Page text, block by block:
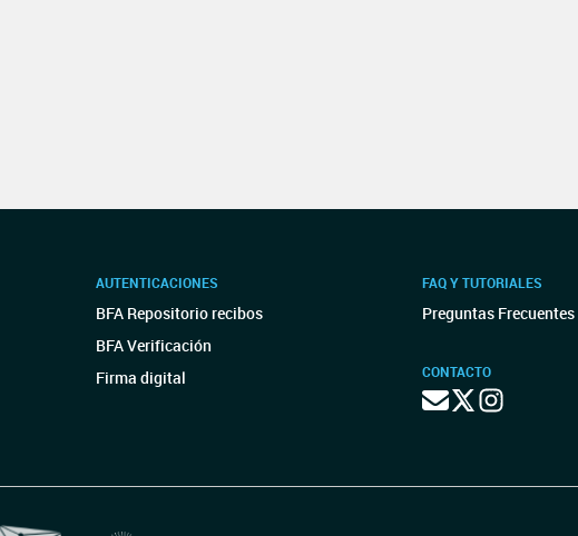
AUTENTICACIONES
BFA Repositorio recibos
BFA Verificación
Firma digital
FAQ Y TUTORIALES
Preguntas Frecuentes
CONTACTO